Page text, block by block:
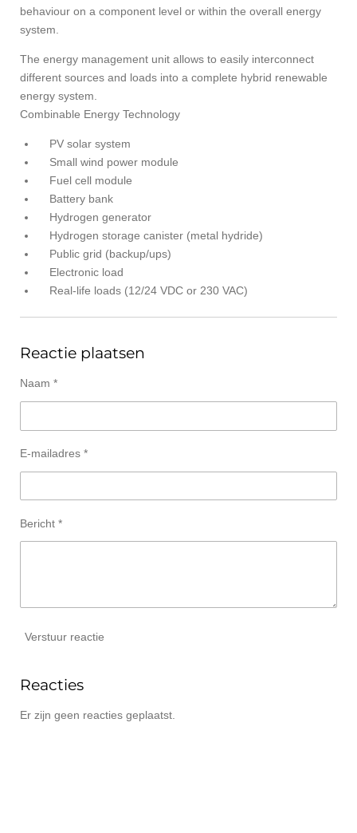
behaviour on a component level or within the overall energy
system.
The energy management unit allows to easily interconnect
different sources and loads into a complete hybrid renewable
energy system.
Combinable Energy Technology
PV solar system
Small wind power module
Fuel cell module
Battery bank
Hydrogen generator
Hydrogen storage canister (metal hydride)
Public grid (backup/ups)
Electronic load
Real-life loads (12/24 VDC or 230 VAC)
Reactie plaatsen
Naam *
E-mailadres *
Bericht *
Verstuur reactie
Reacties
Er zijn geen reacties geplaatst.